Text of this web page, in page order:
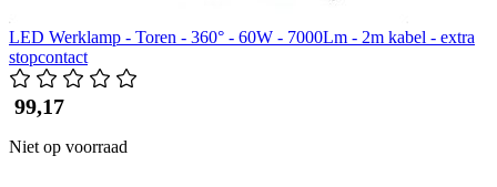
LED Werklamp - Toren - 360° - 60W - 7000Lm - 2m kabel - extra
stopcontact
​ 99,17
Niet op voorraad